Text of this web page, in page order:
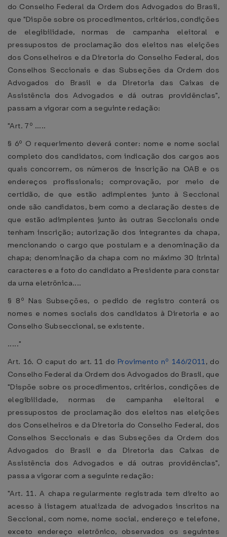
do Conselho Federal da Ordem dos Advogados do Brasil,
que "Dispõe sobre os procedimentos, critérios, condições
de elegibilidade, normas de campanha eleitoral e
pressupostos de proclamação dos eleitos nas eleições
dos Conselheiros e da Diretoria do Conselho Federal, dos
Conselhos Seccionais e das Subseções da Ordem dos
Advogados do Brasil e da Diretoria das Caixas de
Assistência dos Advogados e dá outras providências",
passam a vigorar com a seguinte redação:
"Art. 7º .....
§ 6º O requerimento deverá conter: nome e nome social
completo dos candidatos, com indicação dos cargos aos
quais concorrem, os números de inscrição na OAB e os
endereços profissionais; comprovação, por meio de
certidão, de que estão adimplentes junto à Seccional
onde são candidatos, bem como a declaração destes de
que estão adimplentes junto às outras Seccionais onde
tenham inscrição; autorização dos integrantes da chapa,
mencionando o cargo que postulam e a denominação da
chapa; denominação da chapa com no máximo 30 (trinta)
caracteres e a foto do candidato a Presidente para constar
da urna eletrônica....
§ 8º Nas Subseções, o pedido de registro conterá os
nomes e nomes sociais dos candidatos à Diretoria e ao
Conselho Subseccional, se existente.
....."
Art. 16. O caput do art. 11 do Provimento nº 146/2011, do
Conselho Federal da Ordem dos Advogados do Brasil, que
"Dispõe sobre os procedimentos, critérios, condições de
elegibilidade, normas de campanha eleitoral e
pressupostos de proclamação dos eleitos nas eleições
dos Conselheiros e da Diretoria do Conselho Federal, dos
Conselhos Seccionais e das Subseções da Ordem dos
Advogados do Brasil e da Diretoria das Caixas de
Assistência dos Advogados e dá outras providências",
passa a vigorar com a seguinte redação:
"Art. 11. A chapa regularmente registrada tem direito ao
acesso à listagem atualizada de advogados inscritos na
Seccional, com nome, nome social, endereço e telefone,
exceto endereço eletrônico, observados os seguintes